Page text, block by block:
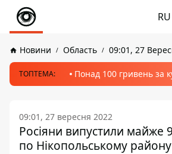
RU
Новини Область 09:01, 27
ТОПТЕМА: Понад 100 гривень за
09:01, 27 вересня 2022
Росіяни випустили майже
по Нікопольському району